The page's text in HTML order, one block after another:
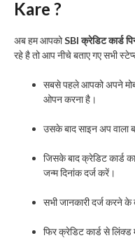
Kare ?
अब हम आपकोSBI क्रेडिट कार्ड
रहे है तो आप नीचे बताए गए सभी
सबसे पहले आपको अपने
ओपन करना है।
उसके बाद साइन अप
जिसके बाद क्रेडिट कार्ड
जन्म दिनांक दर्ज करें।
सभी जानकारी दर्ज करने
फिर क्रेडिट कार्ड से